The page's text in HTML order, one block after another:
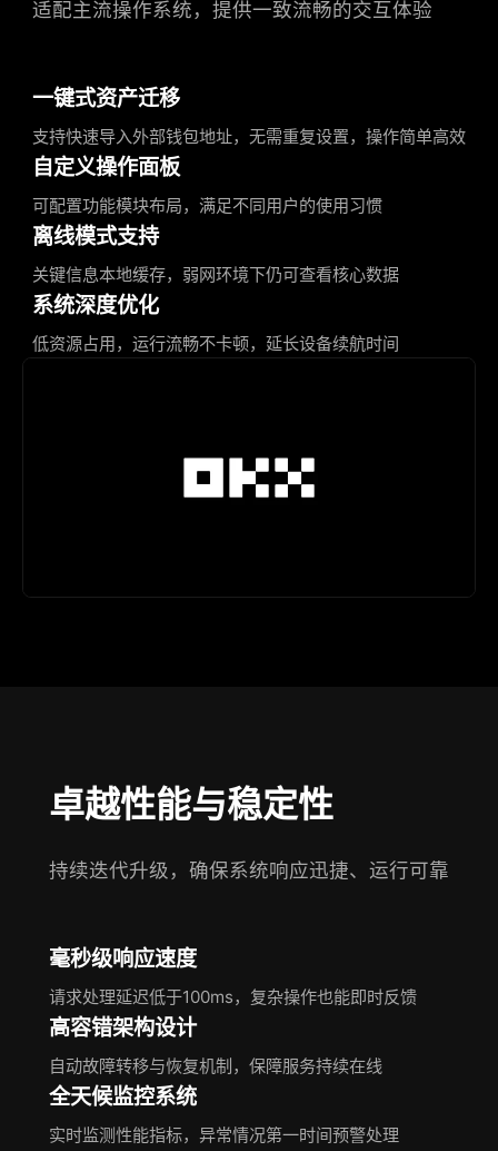
适配主流操作系统，提供一致流畅的交互体验
一键式资产迁移
支持快速导入外部钱包地址，无需重复设置，操作简单高效
自定义操作面板
可配置功能模块布局，满足不同用户的使用习惯
离线模式支持
关键信息本地缓存，弱网环境下仍可查看核心数据
系统深度优化
低资源占用，运行流畅不卡顿，延长设备续航时间
卓越性能与稳定性
持续迭代升级，确保系统响应迅捷、运行可靠
毫秒级响应速度
请求处理延迟低于100ms，复杂操作也能即时反馈
高容错架构设计
自动故障转移与恢复机制，保障服务持续在线
全天候监控系统
实时监测性能指标，异常情况第一时间预警处理